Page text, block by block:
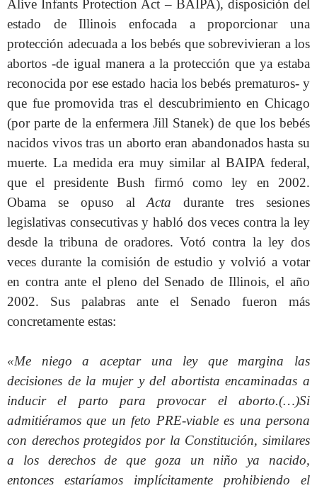
Alive Infants Protection Act – BAIPA), disposición del
estado de Illinois enfocada a proporcionar una
protección adecuada a los bebés que sobrevivieran a los
abortos -de igual manera a la protección que ya estaba
reconocida por ese estado hacia los bebés prematuros- y
que fue promovida tras el descubrimiento en Chicago
(por parte de la enfermera Jill Stanek) de que los bebés
nacidos vivos tras un aborto eran abandonados hasta su
muerte. La medida era muy similar al BAIPA federal,
que el presidente Bush firmó como ley en 2002.
Obama se opuso alActa durante tres sesiones
legislativas consecutivas y habló dos veces contra la ley
desde la tribuna de oradores. Votó contra la ley dos
veces durante la comisión de estudio y volvió a votar
en contra ante el pleno del Senado de Illinois, el año
2002. Sus palabras ante el Senado fueron más
concretamente estas:
«Me niego a aceptar una ley que margina las
decisiones de la mujer y del abortista encaminadas a
inducir el parto para provocar el aborto.(…)Si
admitiéramos que un feto PRE-viable es una persona
con derechos protegidos por la Constitución, similares
a los derechos de que goza un niño ya nacido,
entonces estaríamos implícitamente prohibiendo el